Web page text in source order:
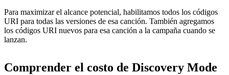
Para maximizar el alcance potencial, habilitamos todos los códigos
URI para todas las versiones de esa canción. También agregamos
los códigos URI nuevos para esa canción a la campaña cuando se
lanzan.
Comprender el costo de Discovery Mode